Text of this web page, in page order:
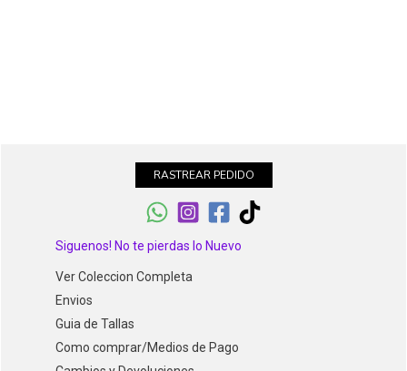
RASTREAR PEDIDO
Siguenos! No te pierdas lo Nuevo
Ver Coleccion Completa
Envios
Guia de Tallas
Como comprar/Medios de Pago